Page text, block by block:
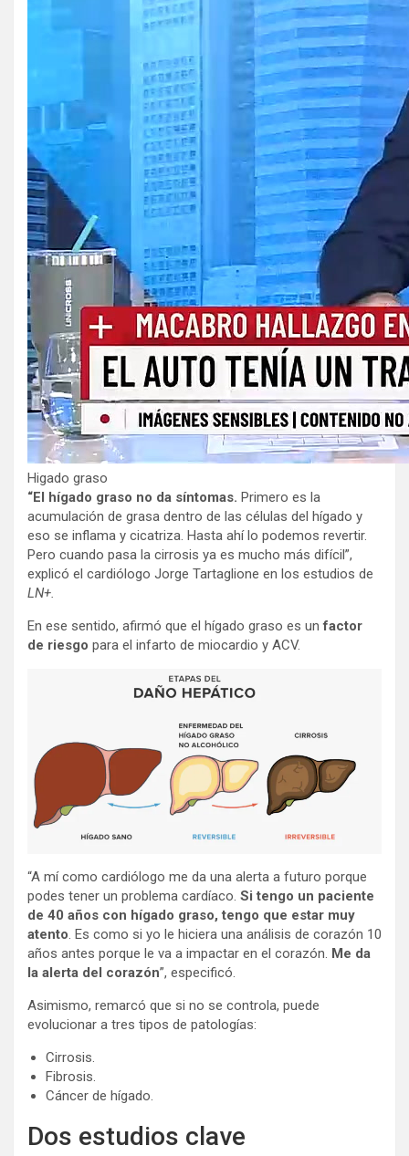
Higado graso
“El hígado graso no da síntomas. Primero es la
acumulación de grasa dentro de las células del hígado y
eso se inflama y cicatriza. Hasta ahí lo podemos revertir.
Pero cuando pasa la cirrosis ya es mucho más difícil”,
explicó el cardiólogo Jorge Tartaglione en los estudios de
LN+.
En ese sentido, afirmó que el hígado graso es un factor
de riesgo para el infarto de miocardio y ACV.
“A mí como cardiólogo me da una alerta a futuro porque
podes tener un problema cardíaco. Si tengo un paciente
de 40 años con hígado graso, tengo que estar muy
atento. Es como si yo le hiciera una análisis de corazón 10
años antes porque le va a impactar en el corazón. Me da
la alerta del corazón”, especificó.
Asimismo, remarcó que si no se controla, puede
evolucionar a tres tipos de patologías:
Cirrosis.
Fibrosis.
Cáncer de hígado.
Dos estudios clave